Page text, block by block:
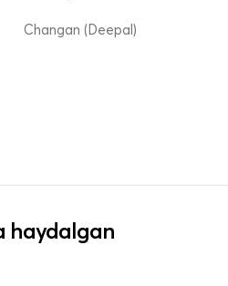
Changan (Deepal)
haydalgan